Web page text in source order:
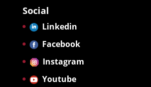
Social
Linkedin
Facebook
Instagram
Youtube